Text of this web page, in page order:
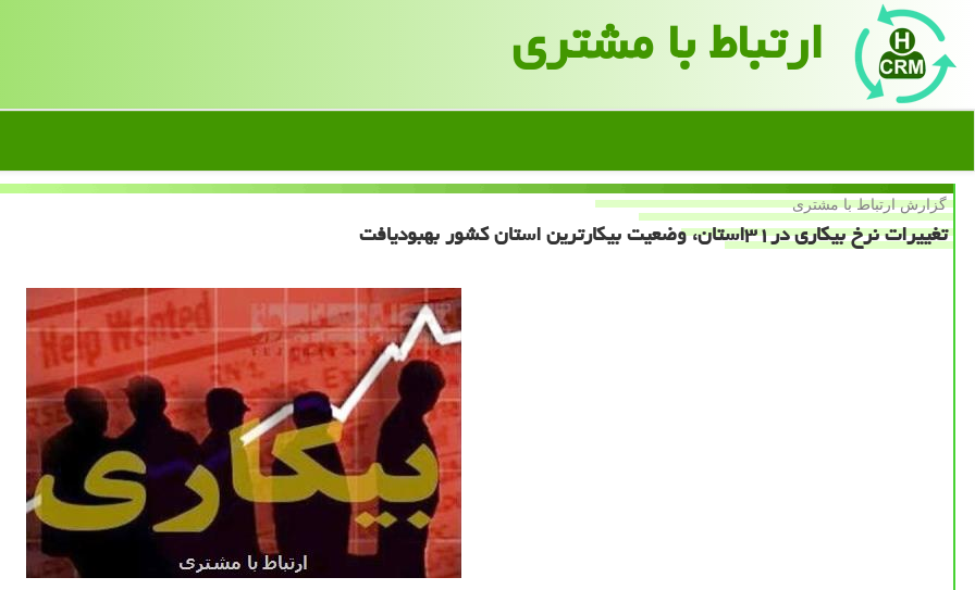
ارتباط با مشتری
گزارش ارتباط با مشتری
تغییرات نرخ بیكاری در۳۱استان، وضعیت بیكارترین استان كشور بهبودیافت